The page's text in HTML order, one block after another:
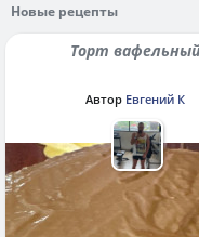
Новые рецепты
Торт вафельный
Автор Евгений К